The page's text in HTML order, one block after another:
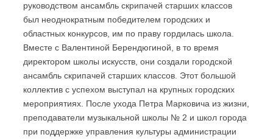
руководством ансамбль скрипачей старших классов
был неоднократным победителем городских и
областных конкурсов, им по праву гордилась школа.
Вместе с Валентиной Берендюгиной, в то время
директором школы искусств, они создали городской
ансамбль скрипачей старших классов. Этот большой
коллектив с успехом выступал на крупных городских
мероприятиях. После ухода Петра Марковича из жизни,
преподаватели музыкальной школы № 2 и школ города
при поддержке управления культуры администрации